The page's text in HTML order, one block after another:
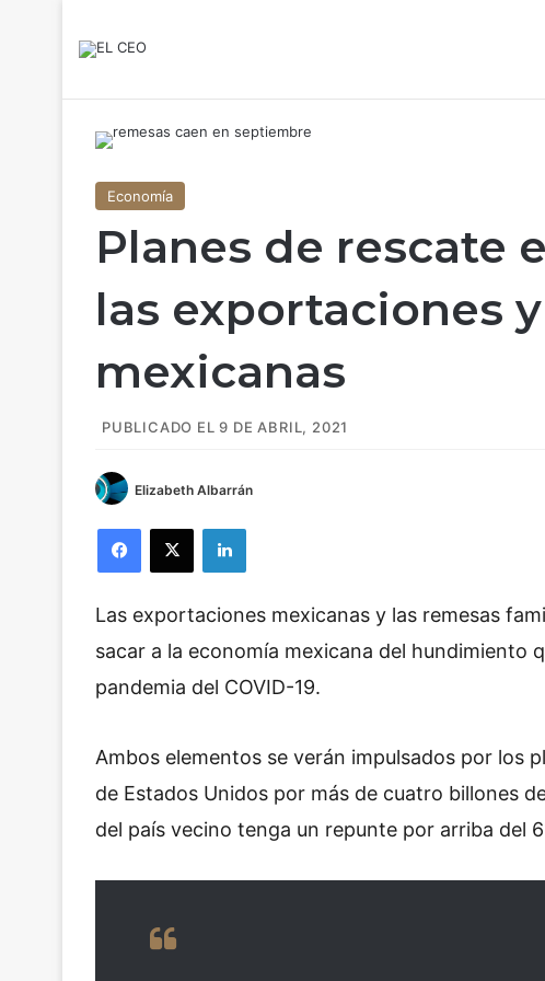
Economía
Planes de rescate
las exportaciones
mexicanas
PUBLICADO EL 9 DE ABRIL, 2021
Elizabeth Albarrán
Las exportaciones mexicanas y las remesas
sacar a la economía mexicana del hundimiento
pandemia del COVID-19.
Ambos elementos se verán impulsados por los
de Estados Unidos por más de cuatro billones
del país vecino tenga un repunte por arriba del